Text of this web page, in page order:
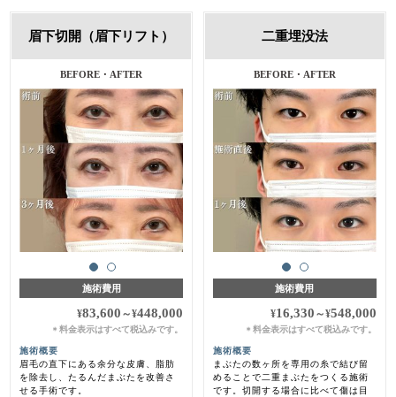
眉下切開（眉下リフト）
BEFORE・AFTER
施術費用
¥83,600 ～¥448,000
＊料金表示はすべて税込みです。
施術概要
眉毛の直下にある余分な皮膚、脂肪
を除去し、たるんだまぶたを改善さ
せる手術です。
二重埋没法
BEFORE・AFTER
施術費用
¥16,330 ～¥548,000
＊ 料金表示はすべて税込みです。
施術概要
まぶたの数ヶ所を専用の糸で結び留
めることで二重まぶたをつくる施術
です。切開する場合に比べて傷は目